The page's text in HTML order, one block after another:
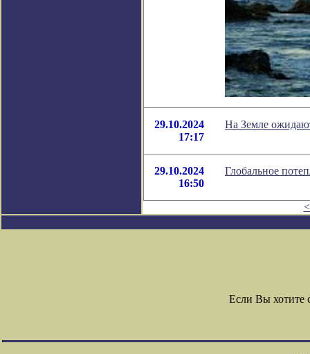
29.10.2024
17:17
На Земле
29.10.2024
16:50
Глобальное
Если Вы хотите